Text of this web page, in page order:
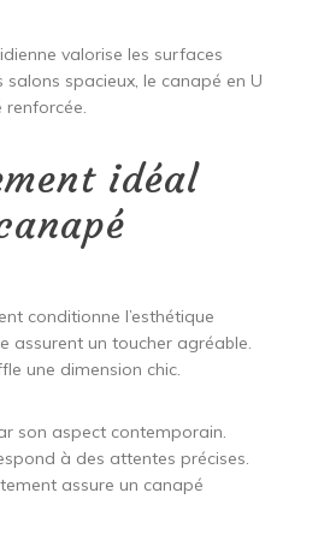
valorise les surfaces
salons spacieux, le canapé en U
renforcée.
idéal
conditionne l’esthétique
assurent un toucher agréable.
une dimension chic.
son aspect contemporain.
à des attentes précises.
assure un canapé